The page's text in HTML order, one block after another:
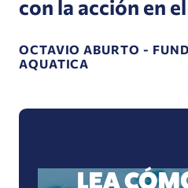
con la acción en
OCTAVIO ABURTO -
AQUATICA
LEA